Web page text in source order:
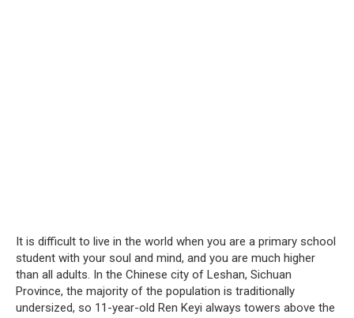
It is difficult to live in the world when you are a primary school
student with your soul and mind, and you are much higher
than all adults. In the Chinese city of Leshan, Sichuan
Province, the majority of the population is traditionally
undersized, so 11-year-old Ren Keyi always towers above the